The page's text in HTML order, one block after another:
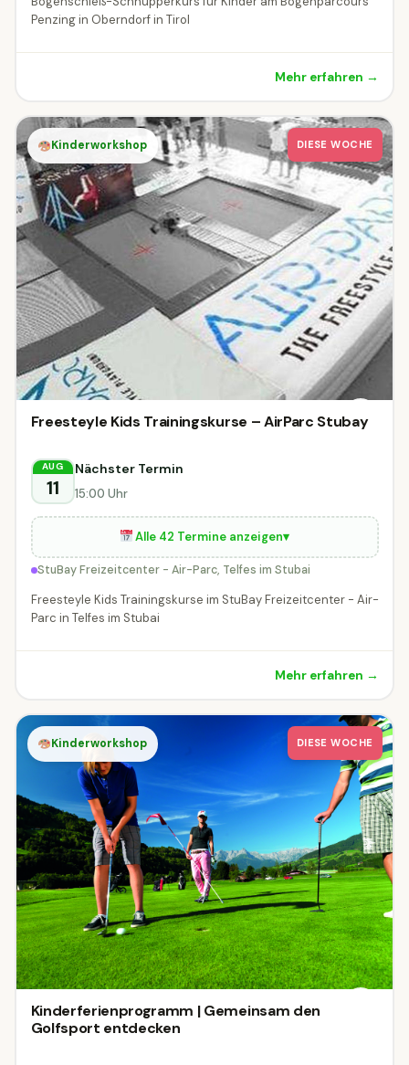
Penzing in Oberndorf in Tirol
Mehr erfahren →
Kinderworkshop DIESE WOCHE
Freesteyle Kids Trainingskurse – AirParc Stubay
AUG
11
Nächster Termin
15:00 Uhr
Alle 42 Termine anzeigen▾
StuBay Freizeitcenter - Air-Parc, Telfes im Stubai
Freesteyle Kids Trainingskurse im StuBay Freizeitcenter - Air-
Parc in Telfes im Stubai
Mehr erfahren →
Kinderworkshop DIESE WOCHE
Kinderferienprogramm | Gemeinsam den
Golfsport entdecken